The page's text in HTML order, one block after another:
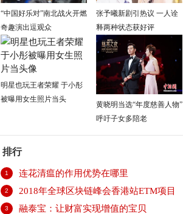
“中国好乐对”南北战火开燃
奇趣演出逗观众
张予曦新剧引热议 一人诠
释两种状态获好评
明星也玩王者荣耀 于小彤
被曝用女生照片当头
黄晓明当选“年度慈善人物”
呼吁子女多陪老
排行
1 连花清瘟的作用优势在哪里
2
2018年全球区块链峰会香港站ETM项目
发
3 融泰宝：让财富实现增值的宝贝